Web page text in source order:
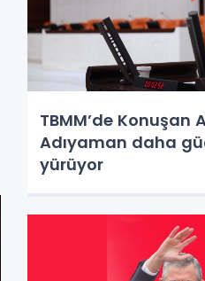
TBMM’de Konuşan
Adıyaman daha
yürüyor